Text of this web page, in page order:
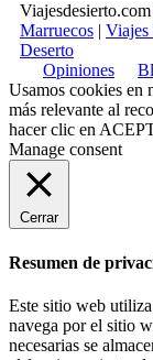
Marruecos | Viajes
Deserto
Opiniones
Usamos cookies en
más relevante al
hacer clic en
Manage consent
Cerrar
Resumen de
Este sitio web
navega por el sitio
necesarias se